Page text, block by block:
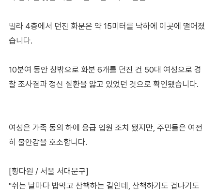
빌라 4층에서 던진 화분은 약 15미터를 낙하에 이곳에 떨어졌
습니다.
10분여 동안 창밖으로 화분 6개를 던진 건 50대 여성으로 경
찰 조사결과 정신 질환을 앓고 있었던 것으로 확인됐습니다.
여성은 가족 동의 하에 응급 입원 조치 됐지만, 주민들은 여전
히 불안감을 호소합니다.
[황다원 / 서울 서대문구]
"쉬는 날마다 밥먹고 산책하는 길인데, 산책하기도 겁나기도